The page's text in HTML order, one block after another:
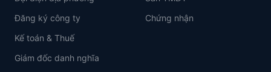
Đăng ký công ty
Kế toán & Thuế
Giám đốc danh nghĩa
Chứng nhận